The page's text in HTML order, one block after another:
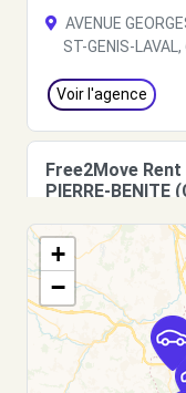
AVENUE
ST-GENIS-
Voir l'agence
Free2Move Rent
PIERRE-BENITE
RUE JULES
PIERRE-BENITE,
Voir l'agence
Free2move
+
−